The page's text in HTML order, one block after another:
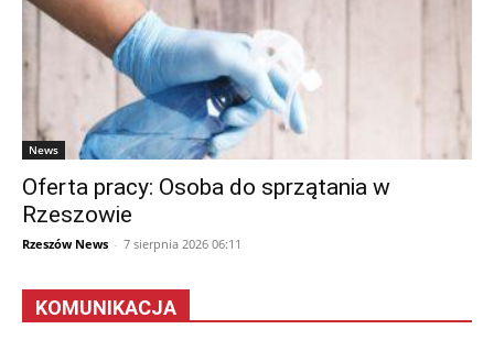
News
Oferta pracy: Osoba do sprzątania w
Rzeszowie
Rzeszów News - 7 sierpnia 2026 06:11
KOMUNIKACJA